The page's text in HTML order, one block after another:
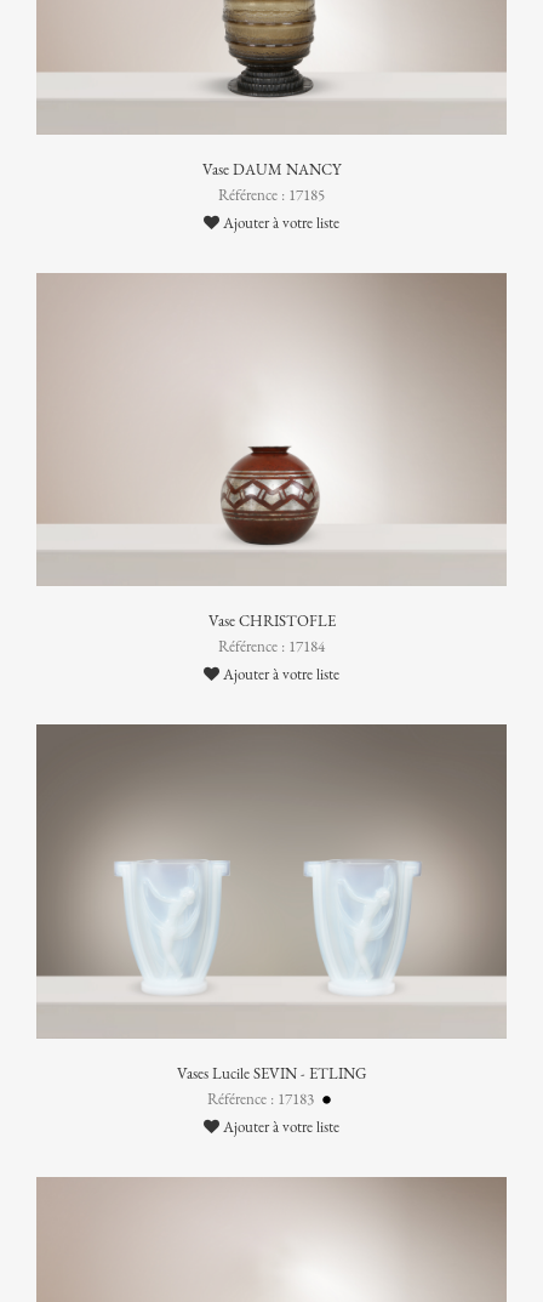
Vase DAUM NANCY
Référence : 17185
Ajouter à votre liste
Vase CHRISTOFLE
Référence : 17184
Ajouter à votre liste
Vases Lucile SEVIN - ETLING
Référence : 17183
Ajouter à votre liste